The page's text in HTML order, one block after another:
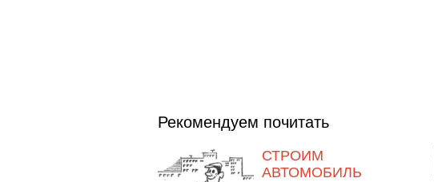
Рекомендуем почитать
СТРОИМ
АВТОМОБИЛЬ